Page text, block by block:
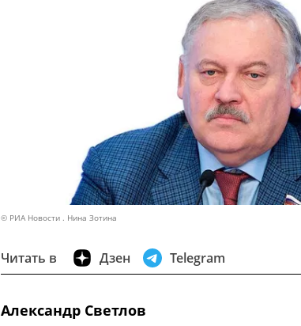
© РИА Новости . Нина Зотина
Читать в Дзен Telegram
Александр Светлов